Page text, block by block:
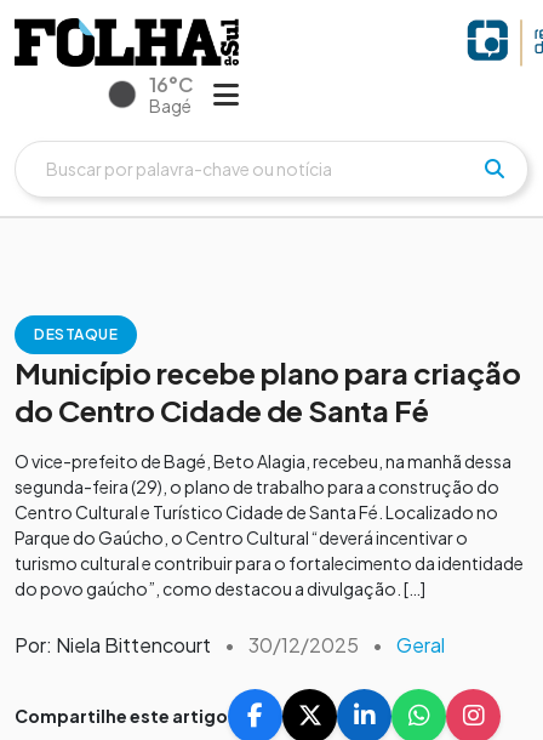
16°C
Bagé
DESTAQUE
Município recebe plano para criação
do Centro Cidade de Santa Fé
O vice-prefeito de Bagé, Beto Alagia, recebeu, na manhã dessa
segunda-feira (29), o plano de trabalho para a construção do
Centro Cultural e Turístico Cidade de Santa Fé. Localizado no
Parque do Gaúcho, o Centro Cultural “deverá incentivar o
turismo cultural e contribuir para o fortalecimento da identidade
do povo gaúcho”, como destacou a divulgação. […]
Por: Niela Bittencourt • 30/12/2025 • Geral
Compartilhe este artigo